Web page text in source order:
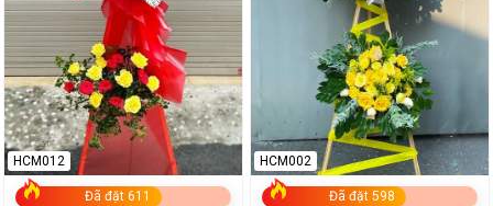
Đã đặt 611
HCM012
Đã đặt 598
HCM002